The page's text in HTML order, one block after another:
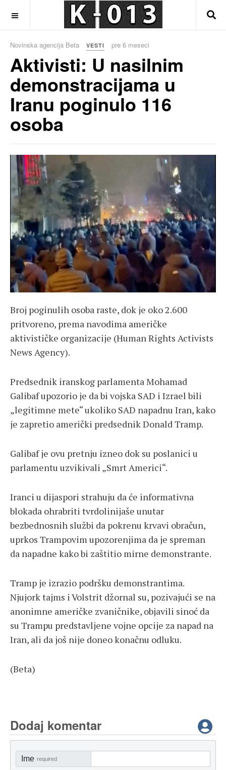
Novinska agencija Beta VESTI pre 6 meseci
Aktivisti: U nasilnim
demonstracijama u
Iranu poginulo 116
osoba
Broj poginulih osoba raste, dok je oko 2.600
pritvoreno, prema navodima američke
aktivističke organizacije (Human Rights Activists
News Agency).
Predsednik iranskog parlamenta Mohamad
Galibaf upozorio je da bi vojska SAD i Izrael bili
„legitimne mete“ ukoliko SAD napadnu Iran, kako
je zapretio američki predsednik Donald Tramp.
Galibaf je ovu pretnju izneo dok su poslanici u
parlamentu uzvikivali „Smrt Americi“.
Iranci u dijaspori strahuju da će informativna
blokada ohrabriti tvrdolinijaše unutar
bezbednosnih službi da pokrenu krvavi obračun,
uprkos Trampovim upozorenjima da je spreman
da napadne kako bi zaštitio mirne demonstrante.
Tramp je izrazio podršku demonstrantima.
Njujork tajms i Volstrit džornal su, pozivajući se na
anonimne američke zvaničnike, objavili sinoć da
su Trampu predstavljene vojne opcije za napad na
Iran, ali da još nije doneo konačnu odluku.
(Beta)
Dodaj komentar
Ime required